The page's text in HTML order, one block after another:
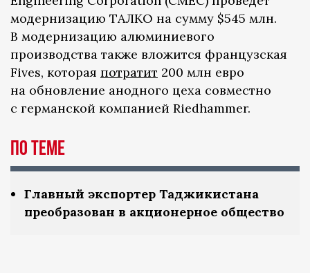
модернизацию ТАЛКО на сумму $545 млн.
В модернизацию алюминиевого
производства также вложится французская
Fives, которая потратит 200 млн евро
на обновление анодного цеха совместно
с германской компанией Riedhammer.
По теме
Главный экспортер Таджикистана
преобразован в акционерное общество